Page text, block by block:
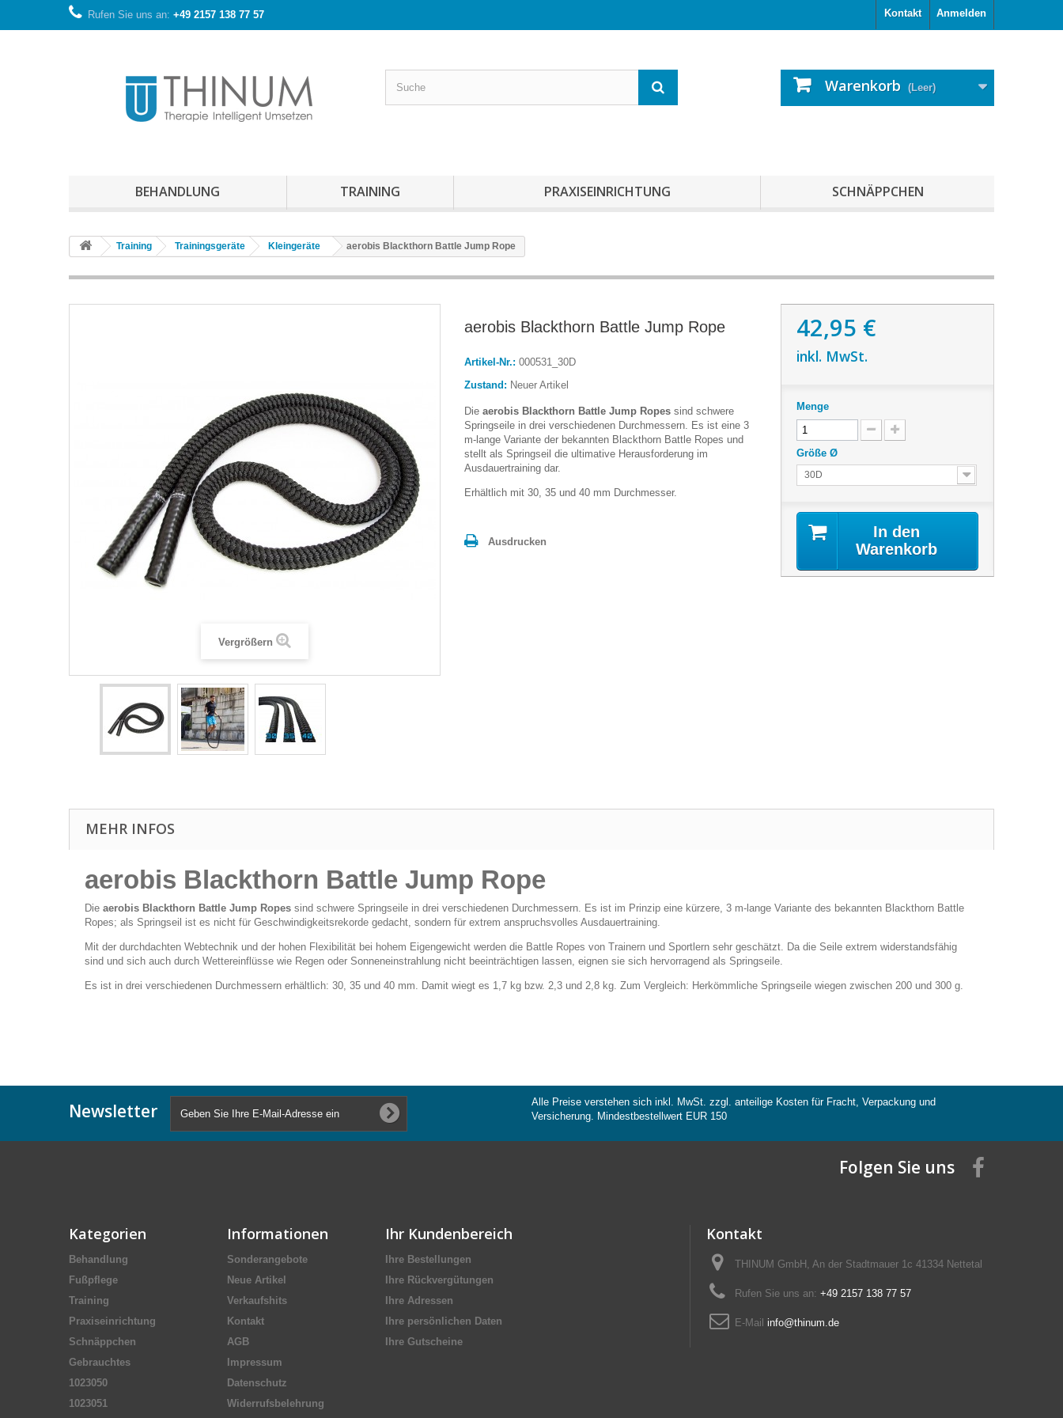
Anmelden
Kontakt
Rufen Sie uns an: +49 2157 138 77 57
Warenkorb (Leer)
BEHANDLUNG TRAINING PRAXISEINRICHTUNG SCHNÄPPCHEN
Training Trainingsgeräte Kleingeräte aerobis Blackthorn Battle Jump Rope
Vergrößern
aerobis Blackthorn Battle Jump Rope
Artikel-Nr.: 000531_30D
Zustand: Neuer Artikel
Die aerobis Blackthorn Battle Jump Ropes sind schwere
Springseile in drei verschiedenen Durchmessern. Es ist eine 3
m-lange Variante der bekannten Blackthorn Battle Ropes und
stellt als Springseil die ultimative Herausforderung im
Ausdauertraining dar.
Erhältlich mit 30, 35 und 40 mm Durchmesser.
Ausdrucken
42,95 €
inkl. MwSt.
Menge
Größe Ø
30D
In den
Warenkorb
MEHR INFOS
aerobis Blackthorn Battle Jump Rope
Die aerobis Blackthorn Battle Jump Ropes sind schwere Springseile in drei verschiedenen Durchmessern. Es ist im Prinzip eine kürzere, 3 m-lange Variante des bekannten Blackthorn Battle
Ropes; als Springseil ist es nicht für Geschwindigkeitsrekorde gedacht, sondern für extrem anspruchsvolles Ausdauertraining.
Mit der durchdachten Webtechnik und der hohen Flexibilität bei hohem Eigengewicht werden die Battle Ropes von Trainern und Sportlern sehr geschätzt. Da die Seile extrem widerstandsfähig
sind und sich auch durch Wettereinflüsse wie Regen oder Sonneneinstrahlung nicht beeinträchtigen lassen, eignen sie sich hervorragend als Springseile.
Es ist in drei verschiedenen Durchmessern erhältlich: 30, 35 und 40 mm. Damit wiegt es 1,7 kg bzw. 2,3 und 2,8 kg. Zum Vergleich: Herkömmliche Springseile wiegen zwischen 200 und 300 g.
Newsletter
Alle Preise verstehen sich inkl. MwSt. zzgl. anteilige Kosten für Fracht, Verpackung und
Versicherung. Mindestbestellwert EUR 150
Folgen Sie uns
Kategorien
Behandlung
Fußpflege
Training
Praxiseinrichtung
Schnäppchen
Gebrauchtes
1023050
1023051
Informationen
Sonderangebote
Neue Artikel
Verkaufshits
Kontakt
AGB
Impressum
Datenschutz
Widerrufsbelehrung
Ihr Kundenbereich
Ihre Bestellungen
Ihre Rückvergütungen
Ihre Adressen
Ihre persönlichen Daten
Ihre Gutscheine
Kontakt
THINUM GmbH, An der Stadtmauer 1c 41334 Nettetal
Rufen Sie uns an: +49 2157 138 77 57
E-Mail info@thinum.de